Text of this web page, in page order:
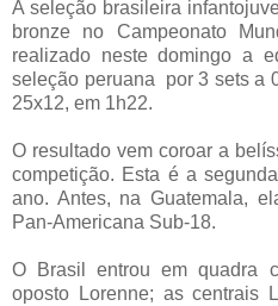
A seleção brasileira
bronze no Campeonato
realizado neste domingo a
seleção peruana por 3 sets a
25x12, em 1h22.
O resultado vem coroar a
competição. Esta é a
ano. Antes, na Guatemala,
Pan-Americana Sub-18.
O Brasil entrou em quadra
oposto Lorenne; as centrais